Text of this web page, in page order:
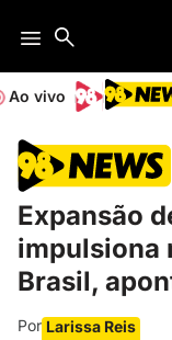
Ao vivo
Expansão
impulsiona
Brasil,
Por Larissa Reis